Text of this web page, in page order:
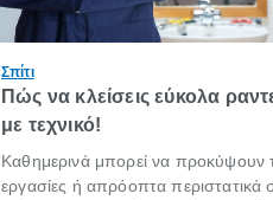
Σπίτι
Πώς να κλείσεις εύκολα
με τεχνικό!
Καθημερινά μπορεί να προκύψουν
εργασίες ή απρόοπτα περιστατικά